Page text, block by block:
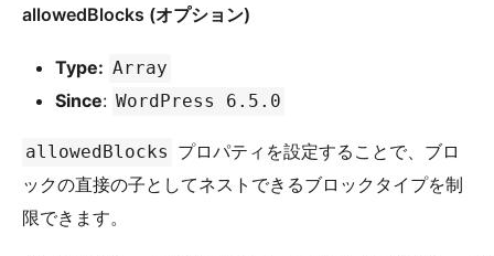
allowedBlocks (オプション)
Type: Array
Since: WordPress 6.5.0
allowedBlocks プロパティを設定することで、ブロ
ックの直接の子としてネストできるブロックタイプを制
限できます。